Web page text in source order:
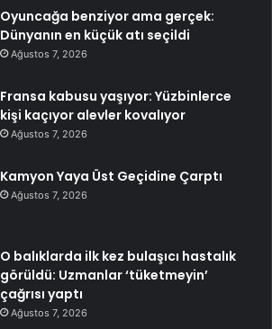
Oyuncağa benziyor ama gerçek:
Dünyanın en küçük atı seçildi
Ağustos 7, 2026
Fransa kabusu yaşıyor: Yüzbinlerce
kişi kaçıyor alevler kovalıyor
Ağustos 7, 2026
Kamyon Yaya Üst Geçidine Çarptı
Ağustos 7, 2026
O balıklarda ilk kez bulaşıcı hastalık
görüldü: Uzmanlar ‘tüketmeyin’
çağrısı yaptı
Ağustos 7, 2026